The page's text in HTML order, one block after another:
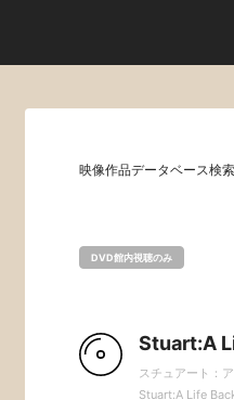
映像作品データベース検
DVD館内視聴のみ
Stuart:A
スチュアート：
Stuart:A Life